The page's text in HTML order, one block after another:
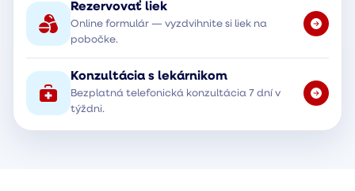
Rezervovať liek
Online formulár — vyzdvihnite si liek na
pobočke.
Konzultácia s lekárnikom
Bezplatná telefonická konzultácia 7 dní v
týždni.